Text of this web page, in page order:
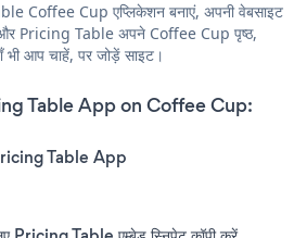
Coffee Cup एप्लिकेशन बनाएं, अपनी वेबसाइट
Pricing Table अपने Coffee Cup पृष्ठ,
भी आप चाहें, पर जोड़ें साइट।
Table App on Coffee Cup:
Table App